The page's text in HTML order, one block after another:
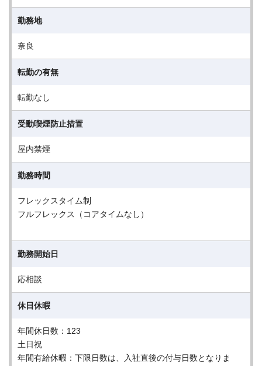
勤務地
奈良
転勤の有無
転勤なし
受動喫煙防止措置
屋内禁煙
勤務時間
フレックスタイム制
フルフレックス（コアタイムなし）
勤務開始日
応相談
休日休暇
年間休日数：123
土日祝
年間有給休暇：下限日数は、入社直後の付与日数となりま